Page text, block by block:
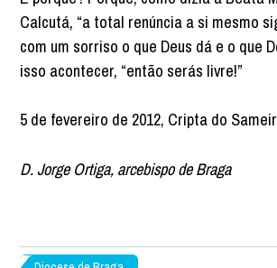
Calcutá, “a total renúncia a si mesmo
com um sorriso o que Deus dá e o que
isso acontecer, “então serás livre!”
5 de fevereiro de 2012, Cripta do
D. Jorge Ortiga, arcebispo de Braga